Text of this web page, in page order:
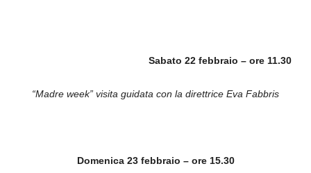
Sabato 22 febbraio – ore 11.30
“Madre week” visita guidata con la direttrice Eva Fabbris
Domenica 23 febbraio – ore 15.30